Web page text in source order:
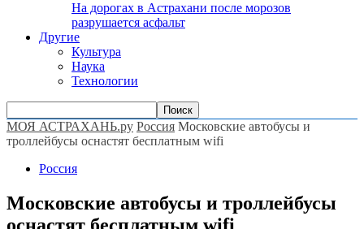
На дорогах в Астрахани после морозов
разрушается асфальт
Другие
Культура
Наука
Технологии
МОЯ АСТРАХАНЬ.ру Россия Московские автобусы и
троллейбусы оснастят бесплатным wifi
Россия
Московские автобусы и троллейбусы